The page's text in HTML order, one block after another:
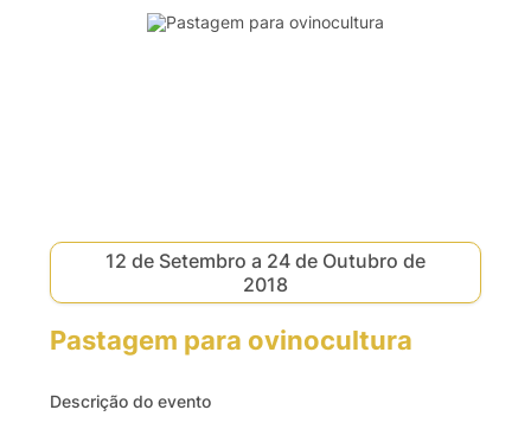
12 de Setembro a 24 de Outubro de
2018
Pastagem para ovinocultura
Descrição do evento